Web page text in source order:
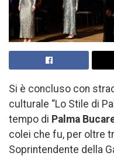
Si è concluso con
culturale “Lo Stile di
tempo di Palma
colei che fu, per oltre
Soprintendente della